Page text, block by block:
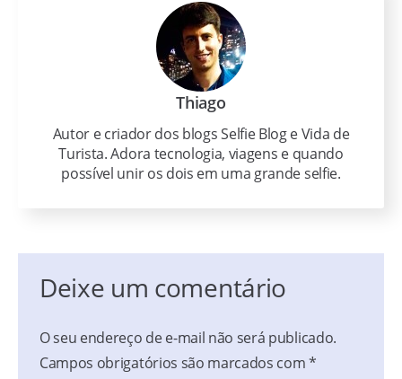
Thiago
Autor e criador dos blogs Selfie Blog e Vida de
Turista. Adora tecnologia, viagens e quando
possível unir os dois em uma grande selfie.
Deixe um comentário
O seu endereço de e-mail não será publicado.
Campos obrigatórios são marcados com*